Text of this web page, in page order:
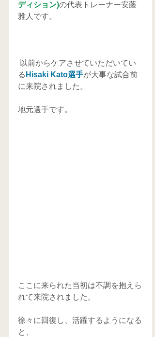
ディション)の代表トレーナー安藤
雅人です。
る Hisaki Kato選手が大事な試合前
に来院されました。
地元選手です。
ここに来られた当初は不調を抱えら
れて来院されました。
徐々に回復し、活躍するようになる
と、